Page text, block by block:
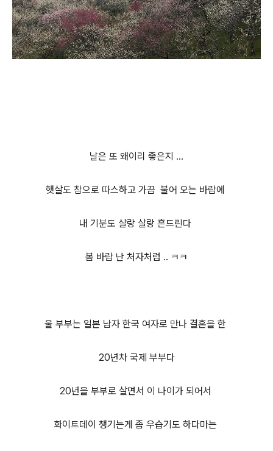
날은 또 왜이리 좋은지 ...
햇살도 참으로 따스하고 가끔 불어 오는 바람에
내 기분도 살랑 살랑 흔드린다
봄 바람 난 처자처럼 .. ㅋㅋ
울 부부는 일본 남자 한국 여자로 만나 결혼을 한
20년차 국제 부부다
20년을 부부로 살면서 이 나이가 되어서
화이트데이 챙기는게 좀 우습기도 하다마는